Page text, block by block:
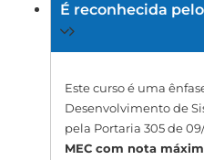
É reconhecida pelo
Este curso é uma
Desenvolvimento de
pela Portaria 305 de
MEC com nota